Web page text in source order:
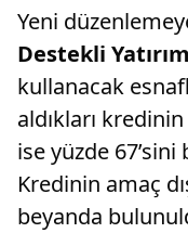
Yeni
Destekli
kullanacak
aldıkları
ise yüzde
Kredinin amaç
beyanda